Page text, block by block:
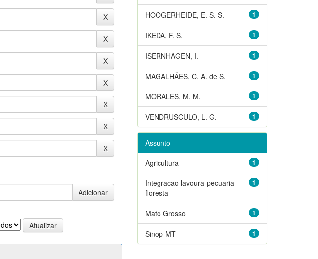
1
HOOGERHEIDE, E. S. S.
1
IKEDA, F. S.
1
ISERNHAGEN, I.
1
MAGALHÃES, C. A. de S.
1
MORALES, M. M.
1
VENDRUSCULO, L. G.
Assunto
1
Agricultura
1
Integracao lavoura-pecuaria-
floresta
1
Mato Grosso
1
Sinop-MT